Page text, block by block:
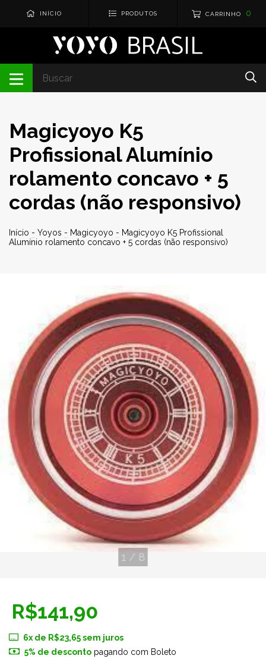
INÍCIO PRODUTOS CARRINHO 0
Magicyoyo K5
Profissional Alumínio
rolamento concavo + 5
cordas (não responsivo)
Início - Yoyos - Magicyoyo - Magicyoyo K5 Profissional
Alumínio rolamento concavo + 5 cordas (não responsivo)
1 / 8
R$141,90
6x de R$23,65sem juros
5% de descontopagando com Boleto